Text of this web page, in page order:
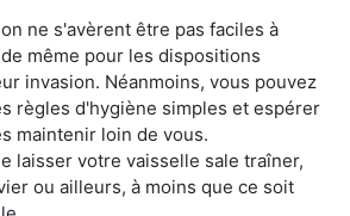
ne s'avèrent être pas faciles à
même pour les dispositions
invasion. Néanmoins, vous pouvez
règles d'hygiène simples et espérer
maintenir loin de vous.
laisser votre vaisselle sale traîner,
ou ailleurs, à moins que ce soit